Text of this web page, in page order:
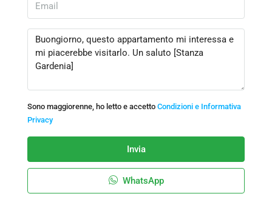
Sono maggiorenne, ho letto e accetto Condizioni e Informativa
Privacy
Invia
WhatsApp